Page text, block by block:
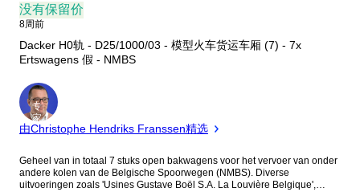
没有保留价
8周前
Dacker H0轨 - D25/1000/03 - 模型火车货运车厢 (7) - 7x
Ertswagens 假 - NMBS
专
家
由Christophe Hendriks Franssen精选
Geheel van in totaal 7 stuks open bakwagens voor het vervoer van onder
andere kolen van de Belgische Spoorwegen (NMBS). Diverse
uitvoeringen zoals 'Usines Gustave Boël S.A. La Louvière Belgique',